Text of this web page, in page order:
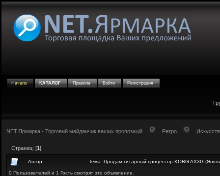
Начало КАТАЛОГ Правила Войти Регистрация
NET.Ярмарка - Торговий майданчик ваших пропозицій Ретро
Страниц: [1]
Автор Тема: Продам гитарный процессор KORG AX3G
0 Пользователей и 1 Гость смотрят это объявление.